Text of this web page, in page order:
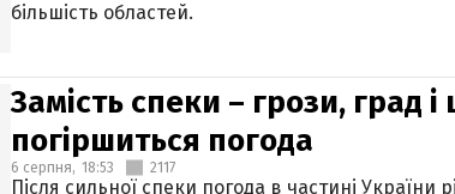
більшість областей.
Замість спеки – грози, град
погіршиться погода
6 серпня, 18:53 2117
Після сильної спеки погода в частині України